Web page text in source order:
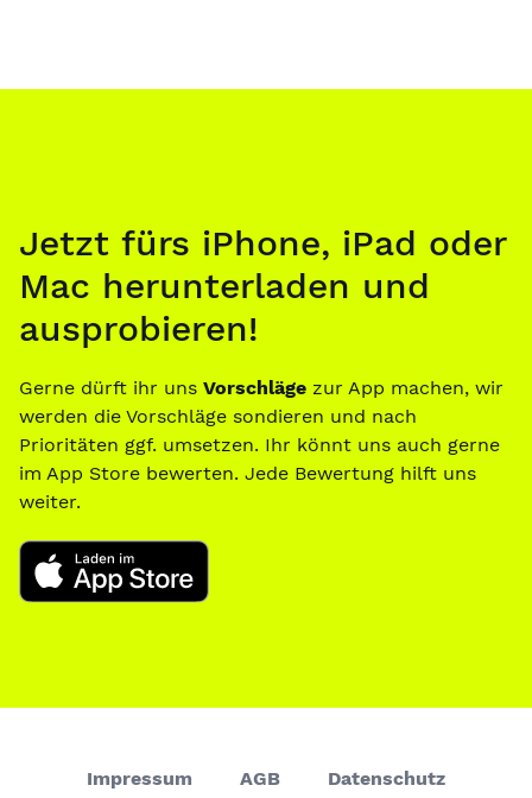
Jetzt fürs iPhone, iPad oder
Mac herunterladen und
ausprobieren!
Gerne dürft ihr uns Vorschläge zur App machen, wir
werden die Vorschläge sondieren und nach
Prioritäten ggf. umsetzen. Ihr könnt uns auch gerne
im App Store bewerten. Jede Bewertung hilft uns
weiter.
Impressum AGB Datenschutz